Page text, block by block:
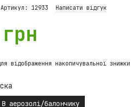
Артикул: 12933 Написати відгук
відображення накопичувальної знижки
В аерозолі/балончику